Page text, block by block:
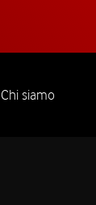
Chi siamo